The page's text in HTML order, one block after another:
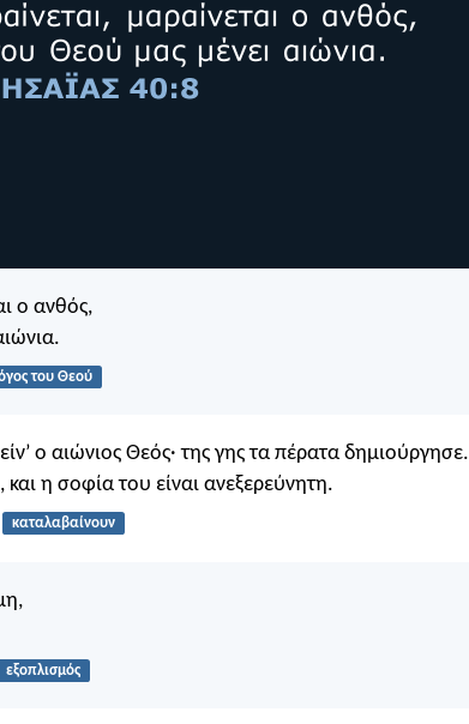
ο ανθός,
του Θεού
ο αιώνιος Θεός· της γης τα πέρατα δημιούργησε.
η σοφία του είναι ανεξερεύνητη.
καταλαβαίνουν
εξοπλισμός